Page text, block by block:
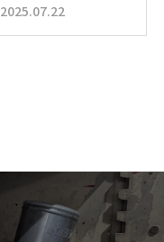
2025.07.22